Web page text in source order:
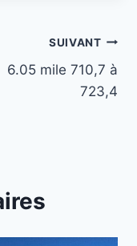
SUIVANT
6.05 mile 710,7 à
723,4